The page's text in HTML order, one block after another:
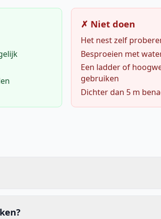
✗ Niet doen
Het nest zelf
Besproeien met
Een ladder of
gebruiken
Dichter dan 5 m